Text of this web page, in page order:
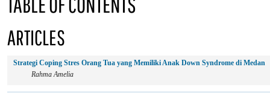
ARTICLES
Strategi Coping Stres Orang Tua yang Memiliki Anak Down Syndrome di Medan
Rahma Amelia